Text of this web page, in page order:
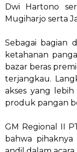
Dwi Hartono
Mugiharjo serta
Sebagai bagian
ketahanan
bazar beras
terjangkau.
akses yang
produk pangan
GM Regional II
bahwa